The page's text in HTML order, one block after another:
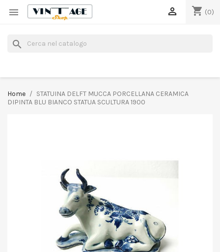
 shopping_cart (0)

search
Home
STATUINA DELFT MUCCA PORCELLANA CERAMICA
DIPINTA BLU BIANCO STATUA SCULTURA 1900